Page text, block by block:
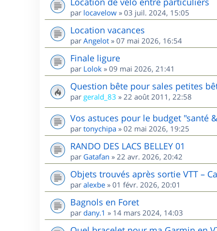
par locavelow » 03 juil. 2024, 15:05
Location vacances
par Angelot » 07 mai 2026, 16:54
Finale ligure
par Lolok » 09 mai 2026, 21:41
Question bête pour sales petites
par gerald_83 » 22 août 2011, 22:58
Vos astuces pour le budget "santé
par tonychipa » 02 mai 2026, 19:25
RANDO DES LACS BELLEY 01
par Gatafan » 22 avr. 2026, 20:42
Objets trouvés après sortie VTT –
par alexbe » 01 févr. 2026, 20:01
Bagnols en Foret
par dany.1 » 14 mars 2024, 14:03